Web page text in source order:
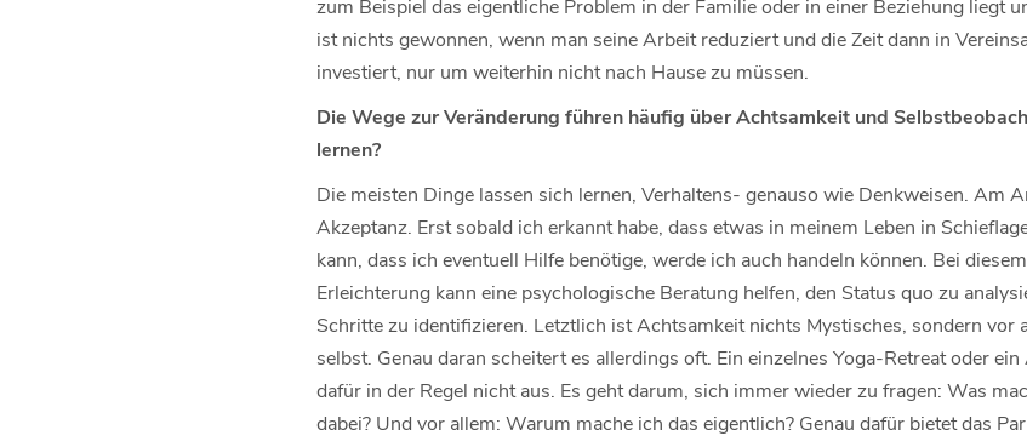
zum Beispiel das eigentliche Problem in der Familie oder in einer Beziehung liegt
ist nichts gewonnen, wenn man seine Arbeit reduziert und die Zeit dann in
investiert, nur um weiterhin nicht nach Hause zu müssen.
Die Wege zur Veränderung führen häufig über Achtsamkeit und
lernen?
Die meisten Dinge lassen sich lernen, Verhaltens- genauso wie Denkweisen. Am
Akzeptanz. Erst sobald ich erkannt habe, dass etwas in meinem Leben in
kann, dass ich eventuell Hilfe benötige, werde ich auch handeln können. Bei
Erleichterung kann eine psychologische Beratung helfen, den Status quo zu
Schritte zu identifizieren. Letztlich ist Achtsamkeit nichts Mystisches, sondern vor
selbst. Genau daran scheitert es allerdings oft. Ein einzelnes Yoga-Retreat oder
dafür in der Regel nicht aus. Es geht darum, sich immer wieder zu fragen: Was
dabei? Und vor allem: Warum mache ich das eigentlich? Genau dafür bietet das